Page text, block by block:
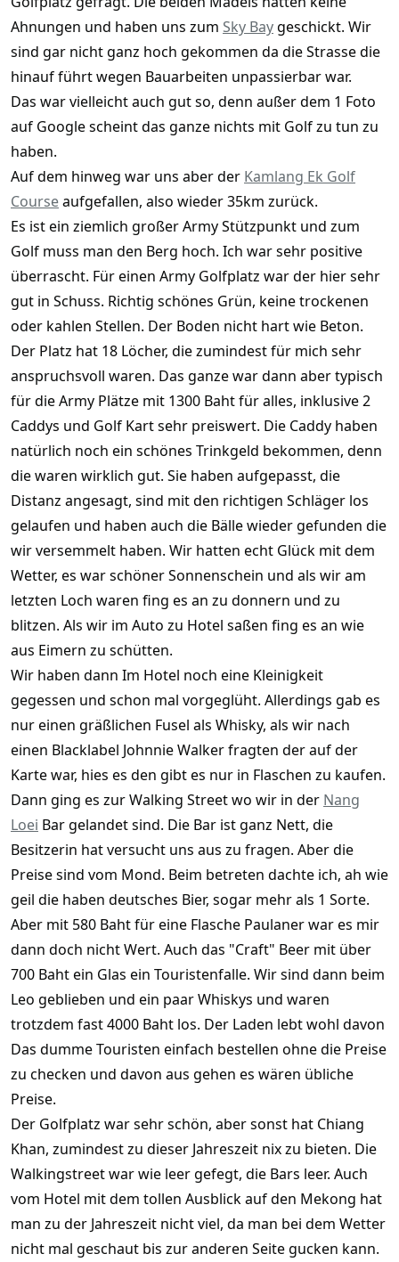
Ahnungen und haben uns zum Sky Baygeschickt. Wir
sind gar nicht ganz hoch gekommen da die Strasse die
hinauf führt wegen Bauarbeiten unpassierbar war.
Das war vielleicht auch gut so, denn außer dem 1 Foto
auf Google scheint das ganze nichts mit Golf zu tun zu
haben.
Auf dem hinweg war uns aber der Kamlang Ek Golf
Courseaufgefallen, also wieder 35km zurück.
Es ist ein ziemlich großer Army Stützpunkt und zum
Golf muss man den Berg hoch. Ich war sehr positive
überrascht. Für einen Army Golfplatz war der hier sehr
gut in Schuss. Richtig schönes Grün, keine trockenen
oder kahlen Stellen. Der Boden nicht hart wie Beton.
Der Platz hat 18 Löcher, die zumindest für mich sehr
anspruchsvoll waren. Das ganze war dann aber typisch
für die Army Plätze mit 1300 Baht für alles, inklusive 2
Caddys und Golf Kart sehr preiswert. Die Caddy haben
natürlich noch ein schönes Trinkgeld bekommen, denn
die waren wirklich gut. Sie haben aufgepasst, die
Distanz angesagt, sind mit den richtigen Schläger los
gelaufen und haben auch die Bälle wieder gefunden die
wir versemmelt haben. Wir hatten echt Glück mit dem
Wetter, es war schöner Sonnenschein und als wir am
letzten Loch waren fing es an zu donnern und zu
blitzen. Als wir im Auto zu Hotel saßen fing es an wie
aus Eimern zu schütten.
Wir haben dann Im Hotel noch eine Kleinigkeit
gegessen und schon mal vorgeglüht. Allerdings gab es
nur einen gräßlichen Fusel als Whisky, als wir nach
einen Blacklabel Johnnie Walker fragten der auf der
Karte war, hies es den gibt es nur in Flaschen zu kaufen.
Dann ging es zur Walking Street wo wir in der Nang
Loei Bar gelandet sind. Die Bar ist ganz Nett, die
Besitzerin hat versucht uns aus zu fragen. Aber die
Preise sind vom Mond. Beim betreten dachte ich, ah wie
geil die haben deutsches Bier, sogar mehr als 1 Sorte.
Aber mit 580 Baht für eine Flasche Paulaner war es mir
dann doch nicht Wert. Auch das "Craft" Beer mit über
700 Baht ein Glas ein Touristenfalle. Wir sind dann beim
Leo geblieben und ein paar Whiskys und waren
trotzdem fast 4000 Baht los. Der Laden lebt wohl davon
Das dumme Touristen einfach bestellen ohne die Preise
zu checken und davon aus gehen es wären übliche
Preise.
Der Golfplatz war sehr schön, aber sonst hat Chiang
Khan, zumindest zu dieser Jahreszeit nix zu bieten. Die
Walkingstreet war wie leer gefegt, die Bars leer. Auch
vom Hotel mit dem tollen Ausblick auf den Mekong hat
man zu der Jahreszeit nicht viel, da man bei dem Wetter
nicht mal geschaut bis zur anderen Seite gucken kann.